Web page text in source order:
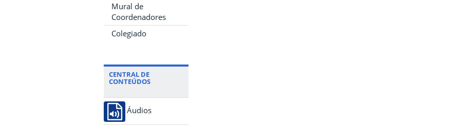
Mural de
Coordenadores
Colegiado
CENTRAL DE
CONTEÚDOS
Áudios